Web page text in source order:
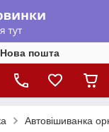
пошта
Автовішиванка